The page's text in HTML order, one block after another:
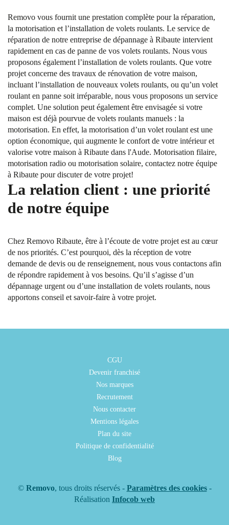
Removo vous fournit une prestation complète pour la réparation,
la motorisation et l’installation de volets roulants. Le service de
réparation de notre entreprise de dépannage à Ribaute intervient
rapidement en cas de panne de vos volets roulants. Nous vous
proposons également l’installation de volets roulants. Que votre
projet concerne des travaux de rénovation de votre maison,
incluant l’installation de nouveaux volets roulants, ou qu’un volet
roulant en panne soit irréparable, nous vous proposons un service
complet. Une solution peut également être envisagée si votre
maison est déjà pourvue de volets roulants manuels : la
motorisation. En effet, la motorisation d’un volet roulant est une
option économique, qui augmente le confort de votre intérieur et
valorise votre maison à Ribaute dans l'Aude. Motorisation filaire,
motorisation radio ou motorisation solaire, contactez notre équipe
à Ribaute pour discuter de votre projet!
La relation client : une priorité
de notre équipe
Chez Removo Ribaute, être à l’écoute de votre projet est au cœur
de nos priorités. C’est pourquoi, dès la réception de votre
demande de devis ou de renseignement, nous vous contactons afin
de répondre rapidement à vos besoins. Qu’il s’agisse d’un
dépannage urgent ou d’une installation de volets roulants, nous
apportons conseil et savoir-faire à votre projet.
CGU
Devenir franchisé
Nos marques
Recrutement
Nous contacter
Mentions légales
Plan du site
Politique de confidentialité
Blog
© Removo, tous droits réservés - Paramètres des cookies-
Réalisation Infocob web